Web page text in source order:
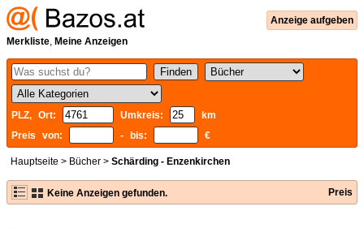
Anzeige aufgeben
Merkliste, Meine Anzeigen
PLZ, Ort: Umkreis:
km
Preis von:
- bis: €
Hauptseite > Bücher > Schärding - Enzenkirchen
Keine Anzeigen gefunden. Preis